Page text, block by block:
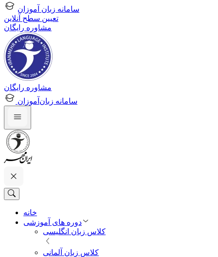
سامانه زبان آموزان
تعیین سطح آنلاین
مشاوره رایگان
مشاوره رایگان
سامانه زبان‌آموزان
خانه
دوره های آموزشی
کلاس زبان انگلیسی
کلاس زبان آلمانی